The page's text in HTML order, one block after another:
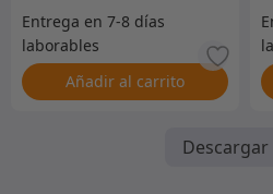
Añadir al carrito
Descargar